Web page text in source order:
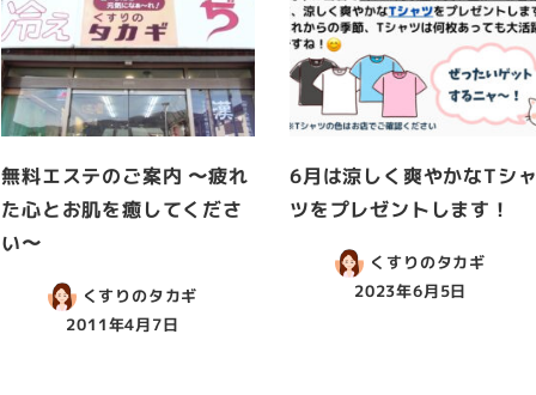
無料エステのご案内 〜疲れ
た心とお肌を癒してくださ
い〜
くすりのタカギ
2011年4月7日
6月は涼しく爽やかなTシャ
ツをプレゼントします！
くすりのタカギ
2023年6月5日